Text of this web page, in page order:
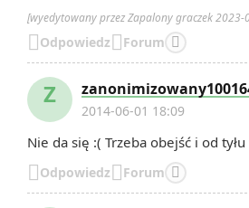
[wyedytowany przez Zapalony graczek
OdpowiedzForum 
Z
2014-06-01 18:09
Nie da się :( Trzeba obejść i od
OdpowiedzForum 